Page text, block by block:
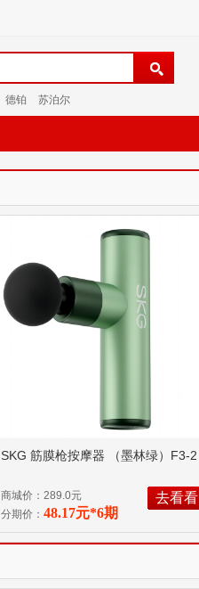
德铂 苏泊尔
SKG 筋膜枪按摩器 （墨林绿）F3-2
商城价：289.0元
分期价： 48.17元*6期
去看看